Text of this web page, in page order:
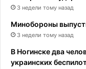
3 недели тому назад
Минобороны
3 недели тому назад
В Ногинске два
украинских